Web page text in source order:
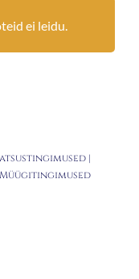
ei leidu.
|
Müügitingimused